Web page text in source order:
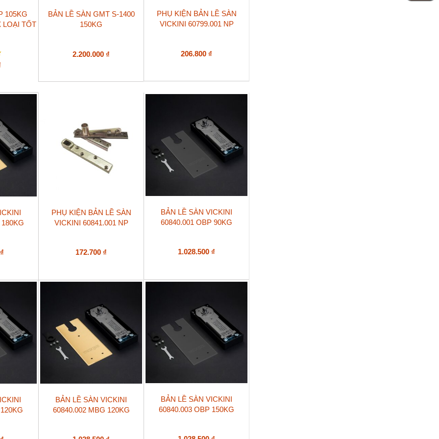
105KG
LOẠI TỐT
BẢN LỀ SÀN GMT S-1400
150KG
2.200.000 ₫
PHỤ KIỆN BẢN LỀ SÀN
VICKINI 60799.001 NP
206.800 ₫
₫
PHỤ KIỆN BẢN LỀ SÀN
VICKINI 60841.001 NP
172.700 ₫
BẢN LỀ SÀN VICKINI
60840.001 OBP 90KG
1.028.500 ₫
BẢN LỀ SÀN VICKINI
60840.002 MBG 120KG
BẢN LỀ SÀN VICKINI
60840.003 OBP 150KG